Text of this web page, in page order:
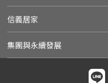
信義居家
集團與永續發展